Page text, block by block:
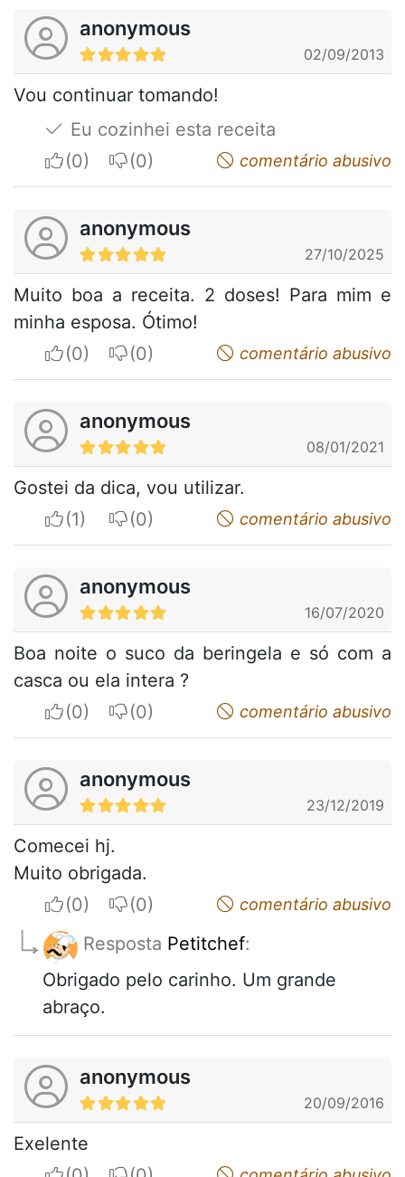
anonymous
02/09/2013
Vou continuar tomando!
Eu cozinhei esta receita
I apreciateI do not appreciatecomentário abusivo
anonymous
27/10/2025
Muito boa a receita. 2 doses! Para mim e
minha esposa. Ótimo!
I apreciateI do not appreciatecomentário abusivo
anonymous
08/01/2021
Gostei da dica, vou utilizar.
I apreciateI do not appreciatecomentário abusivo
anonymous
16/07/2020
Boa noite o suco da beringela e só com a
casca ou ela intera ?
I apreciateI do not appreciatecomentário abusivo
anonymous
23/12/2019
Comecei hj.
Muito obrigada.
I apreciateI do not appreciatecomentário abusivo
Resposta Petitchef:
Obrigado pelo carinho. Um grande
abraço.
anonymous
20/09/2016
Exelente